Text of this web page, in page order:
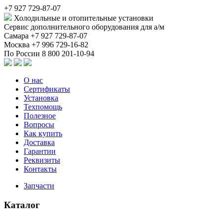
+7 927 729-87-07
Холодильные и отопительные установки
Сервис дополнительного оборудования для а/м
Самара +7 927 729-87-07
Москва +7 996 729-16-82
По России 8 800 201-10-94
О нас
Сертификаты
Установка
Техпомощь
Полезное
Вопросы
Как купить
Доставка
Гарантии
Реквизиты
Контакты
Запчасти
Каталог